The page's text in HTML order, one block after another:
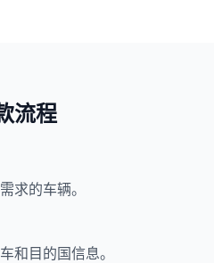
流程
求的车辆。
和目的国信息。